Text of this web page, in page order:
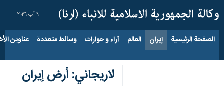
٩ آب ٢٠٢٦
الصفحة الرئيسية إيران العالم آراء و حوارات وسائط متعددة عناوين
لاريجاني: أرض إيران